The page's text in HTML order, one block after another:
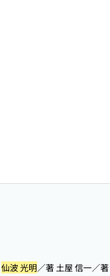
仙波 光明／著 土屋 信一／